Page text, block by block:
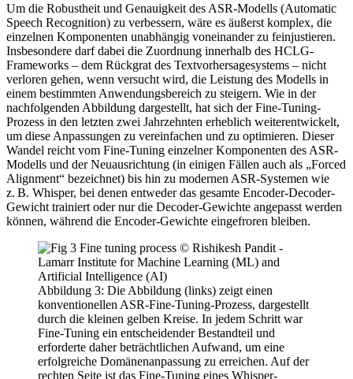
Um die Robustheit und Genauigkeit des ASR-Modells (Automatic
Speech Recognition) zu verbessern, wäre es äußerst komplex, die
einzelnen Komponenten unabhängig voneinander zu feinjustieren.
Insbesondere darf dabei die Zuordnung innerhalb des HCLG-
Frameworks – dem Rückgrat des Textvorhersagesystems – nicht
verloren gehen, wenn versucht wird, die Leistung des Modells in
einem bestimmten Anwendungsbereich zu steigern. Wie in der
nachfolgenden Abbildung dargestellt, hat sich der Fine-Tuning-
Prozess in den letzten zwei Jahrzehnten erheblich weiterentwickelt,
um diese Anpassungen zu vereinfachen und zu optimieren. Dieser
Wandel reicht vom Fine-Tuning einzelner Komponenten des ASR-
Modells und der Neuausrichtung (in einigen Fällen auch als „Forced
Alignment“ bezeichnet) bis hin zu modernen ASR-Systemen wie
z. B. Whisper, bei denen entweder das gesamte Encoder-Decoder-
Gewicht trainiert oder nur die Decoder-Gewichte angepasst werden
können, während die Encoder-Gewichte eingefroren bleiben.
Abbildung 3: Die Abbildung (links) zeigt einen
konventionellen ASR-Fine-Tuning-Prozess, dargestellt
durch die kleinen gelben Kreise. In jedem Schritt war
Fine-Tuning ein entscheidender Bestandteil und
erforderte daher beträchtlichen Aufwand, um eine
erfolgreiche Domänenanpassung zu erreichen. Auf der
rechten Seite ist das Fine-Tuning eines Whisper-